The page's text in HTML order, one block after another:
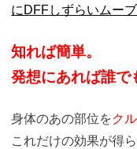
にDFFしずらいムー
知れば簡単。
発想にあれば誰で
身体のあの部位をク
これだけの効果が得